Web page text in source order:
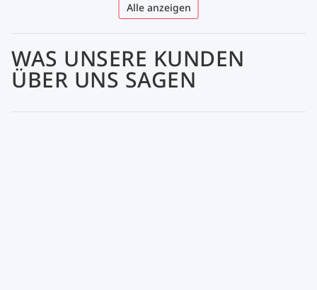
Alle anzeigen
WAS UNSERE KUNDEN
ÜBER UNS SAGEN